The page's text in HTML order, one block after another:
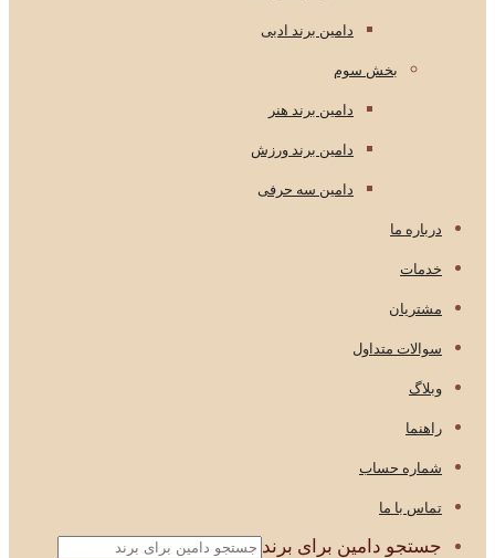
دامین برند ادبی
بخش سوم
دامین برند هنر
دامین برند ورزش
دامین سه حرفی
درباره ما
خدمات
مشتریان
سوالات متداول
وبلاگ
راهنما
شماره حساب
تماس با ما
جستجو دامین برای برند